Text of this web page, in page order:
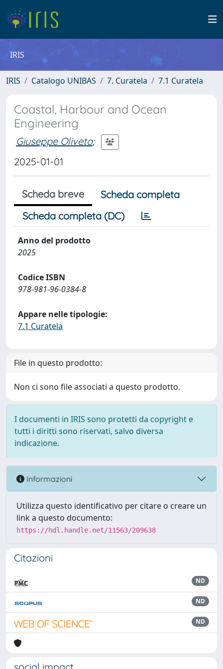
IRIS
IRIS Catalogo UNIBAS 7. Curatela 7.1 Curatela
Coastal, Harbour and Ocean
Engineering
Giuseppe Oliveto;
2025-01-01
Scheda breve
Scheda completa
Scheda completa (DC)
Anno del prodotto
2025
Codice ISBN
978-981-96-0384-8
Appare nelle tipologie:
7.1 Curatela
File in questo prodotto:
Non ci sono file associati a questo prodotto.
I documenti in IRIS sono protetti da copyright e
tutti i diritti sono riservati, salvo diversa
indicazione.
Informazioni
Utilizza questo identificativo per citare o creare un
link a questo documento:
https://hdl.handle.net/11563/209638
Citazioni
ND
ND
ND